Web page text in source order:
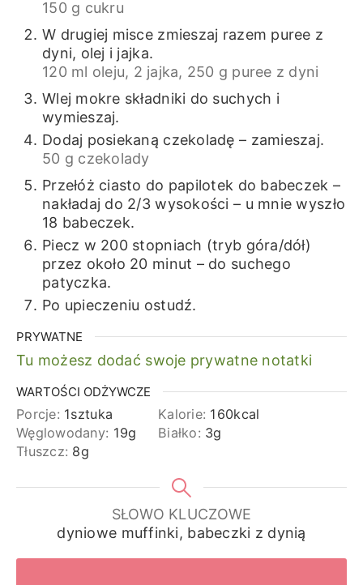
150 g cukru
W drugiej misce zmieszaj razem puree z
dyni, olej i jajka.
120 ml oleju, 2 jajka, 250 g puree z dyni
Wlej mokre składniki do suchych i
wymieszaj.
Dodaj posiekaną czekoladę – zamieszaj.
50 g czekolady
Przełóż ciasto do papilotek do babeczek –
nakładaj do 2/3 wysokości – u mnie wyszło
18 babeczek.
Piecz w 200 stopniach (tryb góra/dół)
przez około 20 minut – do suchego
patyczka.
Po upieczeniu ostudź.
PRYWATNE
Tu możesz dodać swoje prywatne notatki
WARTOŚCI ODŻYWCZE
Porcje: 1sztuka Kalorie: 160kcal
Węglowodany: 19g Białko: 3g
Tłuszcz: 8g
SŁOWO KLUCZOWE
dyniowe muffinki, babeczki z dynią